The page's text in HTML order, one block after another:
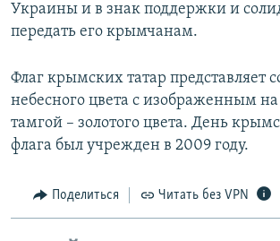
Украины и в знак поддержки и
передать его крымчанам.
Флаг крымских татар представляет
небесного цвета с изображенным
тамгой – золотого цвета. День
флага был учрежден в 2009 году.
Поделиться Читать без VPN